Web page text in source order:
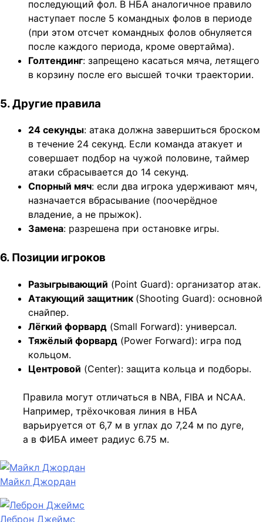
последующий фол. В НБА аналогичное правило
наступает после 5 командных фолов в периоде
(при этом отсчет командных фолов обнуляется
после каждого периода, кроме овертайма).
Голтендинг: запрещено касаться мяча, летящего
в корзину после его высшей точки траектории.
5. Другие правила
24 секунды: атака должна завершиться броском
в течение 24 секунд. Если команда атакует и
совершает подбор на чужой половине, таймер
атаки сбрасывается до 14 секунд.
Спорный мяч: если два игрока удерживают мяч,
назначается вбрасывание (поочерёдное
владение, а не прыжок).
Замена: разрешена при остановке игры.
6. Позиции игроков
Разыгрывающий (Point Guard): организатор атак.
Атакующий защитник (Shooting Guard): основной
снайпер.
Лёгкий форвард (Small Forward): универсал.
Тяжёлый форвард (Power Forward): игра под
кольцом.
Центровой (Center): защита кольца и подборы.
Правила могут отличаться в NBA, FIBA и NCAA.
Например, трёхочковая линия в НБА
варьируется от 6,7 м в углах до 7,24 м по дуге,
а в ФИБА имеет радиус 6.75 м.
Майкл Джордан
Леброн Джеймс